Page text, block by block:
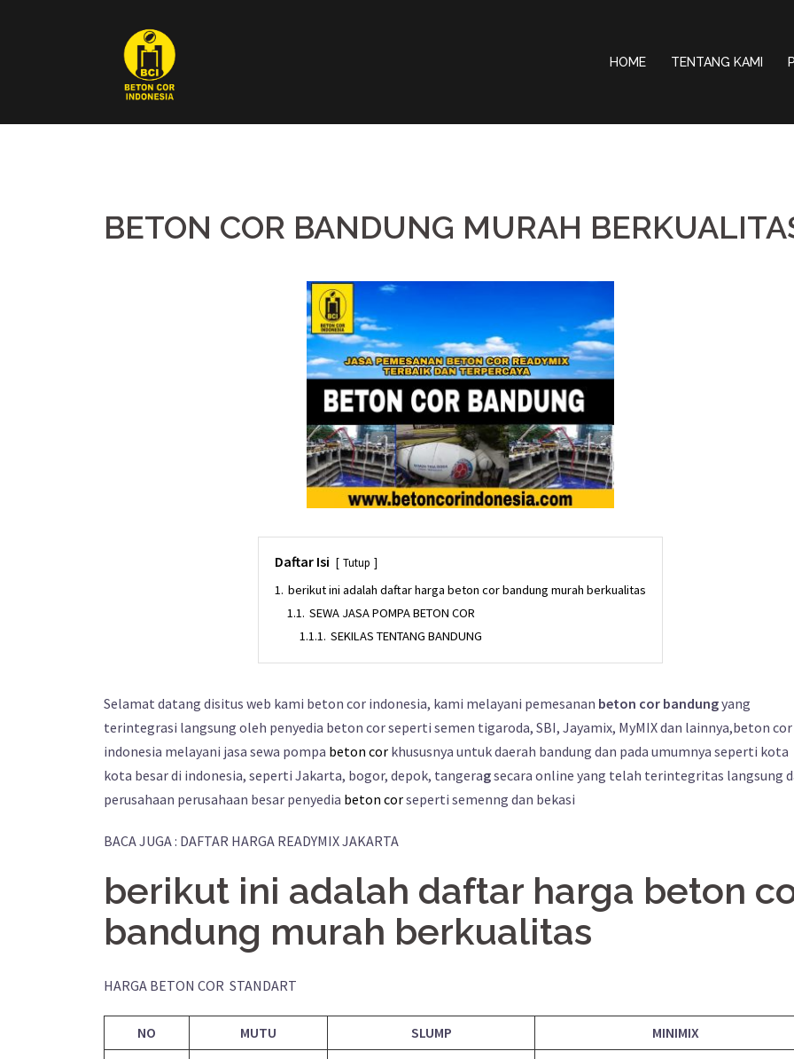
HOME TENTANG KAMI
BETON COR BANDUNG MURAH
Daftar Isi Tutup
1. berikut ini adalah daftar harga beton cor bandung murah berkualitas
1.1. SEWA JASA POMPA BETON COR
1.1.1. SEKILAS TENTANG BANDUNG
Selamat datang disitus web kami beton cor indonesia, kami melayani pemesanan beton cor bandungyang
terintegrasi langsung oleh penyedia beton cor seperti semen tigaroda, SBI, Jayamix, MyMIX dan lainnya,beton cor
indonesia melayani jasa sewa pompa beton cor khususnya untuk daerah bandung dan pada umumnya seperti kota
kota besar di indonesia, seperti Jakarta, bogor, depok, tangeragsecara online yang telah terintegritas langsung
perusahaan perusahaan besar penyedia beton corseperti semenng dan bekasi
BACA JUGA : DAFTAR HARGA READYMIX JAKARTA
berikut ini adalah daftar harga beton
bandung murah berkualitas
HARGA BETON COR STANDART
NO MUTU SLUMP
MINIMIX